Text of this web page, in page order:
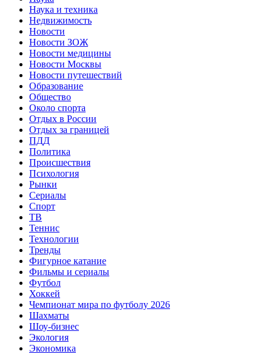
Наука и техника
Недвижимость
Новости
Новости ЗОЖ
Новости медицины
Новости Москвы
Новости путешествий
Образование
Общество
Около спорта
Отдых в России
Отдых за границей
ПДД
Политика
Происшествия
Психология
Рынки
Сериалы
Спорт
ТВ
Теннис
Технологии
Тренды
Фигурное катание
Фильмы и сериалы
Футбол
Хоккей
Чемпионат мира по футболу 2026
Шахматы
Шоу-бизнес
Экология
Экономика